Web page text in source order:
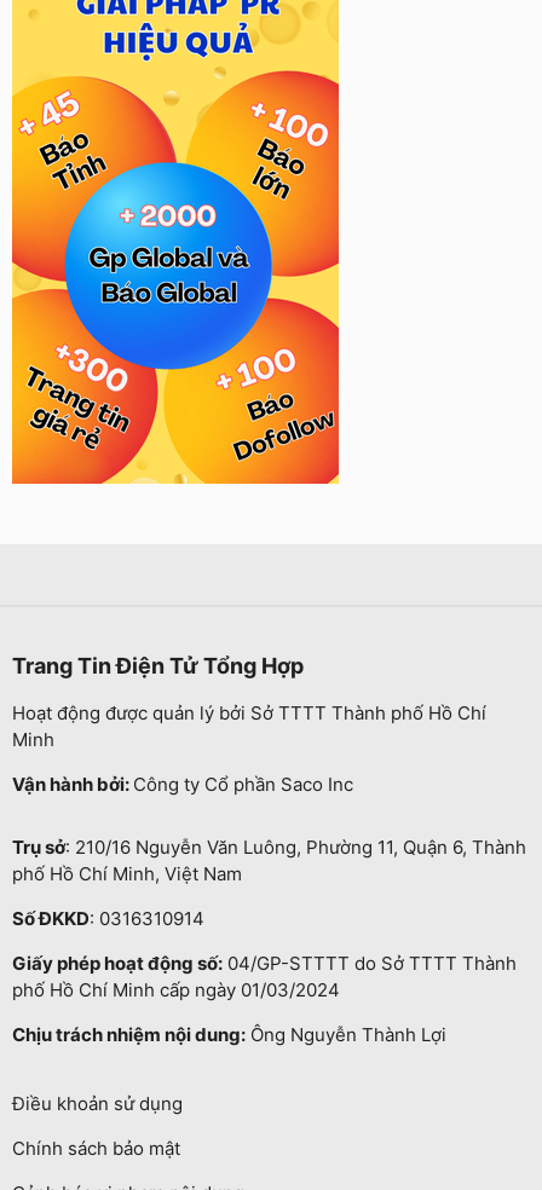
Trang Tin Điện Tử Tổng Hợp
Hoạt động được quản lý bởi Sở TTTT Thành phố Hồ Chí
Minh
Vận hành bởi: Công ty Cổ phần Saco Inc
Trụ sở: 210/16 Nguyễn Văn Luông, Phường 11, Quận 6, Thành
phố Hồ Chí Minh, Việt Nam
Số ĐKKD: 0316310914
Giấy phép hoạt động số: 04/GP-STTTT do Sở TTTT Thành
phố Hồ Chí Minh cấp ngày 01/03/2024
Chịu trách nhiệm nội dung: Ông Nguyễn Thành Lợi
Điều khoản sử dụng
Chính sách bảo mật